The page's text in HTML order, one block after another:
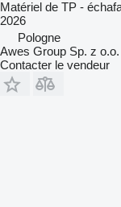
Matériel de TP -
2026
Pologne
Awes Group Sp. z o.o.
Contacter le vendeur